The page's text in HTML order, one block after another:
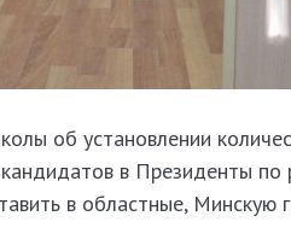
об установлении
в Президенты по
в областные, Минскую